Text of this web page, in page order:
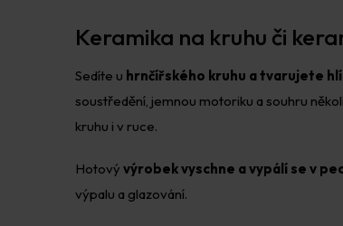
Keramika na kruhu či
Sedíte u hrnčířského kruhu a tvarujete
soustředění, jemnou motoriku a souhru
kruhu i v ruce.
Hotový výrobek vyschne a vypálí se v
výpalu a glazování.